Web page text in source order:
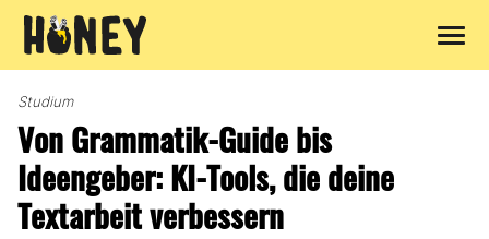
Inhalt
Studium
Von Grammatik-Guide bis
Ideengeber: KI-Tools, die deine
Textarbeit verbessern